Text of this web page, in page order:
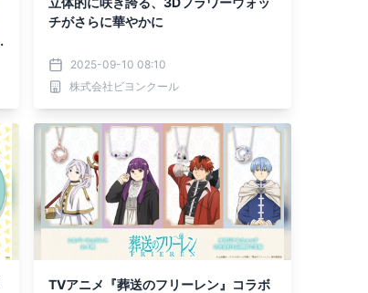
チがさらに華やかに
2025-09-10 08:10
株式会社ビヨンクール
TVアニメ『葬送のフリーレン』コラボ